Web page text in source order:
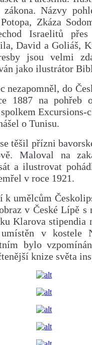
Názvy
Zkáza
Israelitů
David a Goliáš,
jsou velmi
jako ilustrátor
nezapomněl, do
1887 na pohřeb
Excursions-
o Tunisu.
těšil přízni
Maloval na
a ilustrovat
v roce 1921.
k umělcům
v České Lípě s
Klarova stipendia
v kostele
bylo
knize světa